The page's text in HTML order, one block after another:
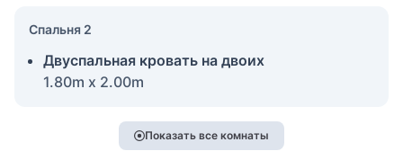
Спальня 2
Двуспальная кровать на двоих
1.80m x 2.00m
Показать все комнаты